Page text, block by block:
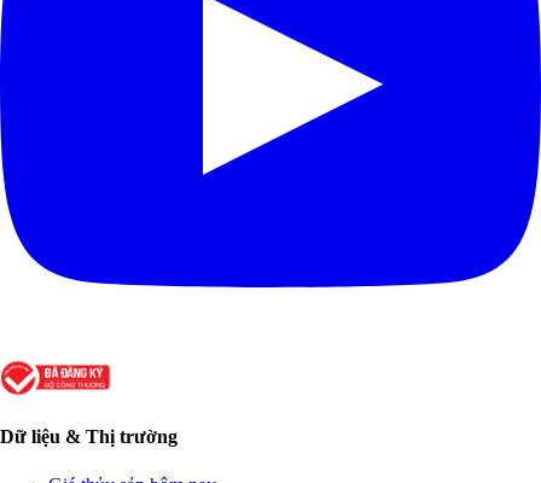
Dữ liệu & Thị trường